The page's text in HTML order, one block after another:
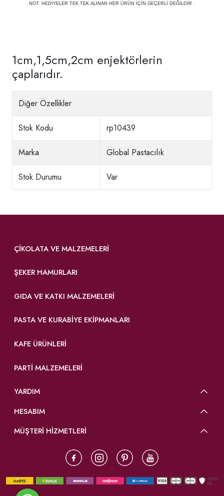
NOT: HEDİYELER TEK TEK ALINAN HER ÜRÜN İÇİN GEÇERLİ DEĞİLDİR .
1cm,1,5cm,2cm enjektörlerin
çaplarıdır.
Diğer Özellikler
Stok Kodu rp10439
Marka Global Pastacılık
Stok Durumu Var
ÇIKOLATA VE MALZEMELERI
ŞEKER HAMURLARI
GIDA VE KATKI MALZEMELERI
PASTA VE KURABIYE EKIPMANLARI
KAFE ÜRÜNLERI
PARTI MALZEMELERI
YARDIM
HESABIM
MÜŞTERİ HİZMETLERİ